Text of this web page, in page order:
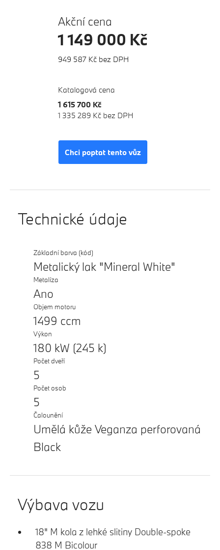
Akční cena
1 149 000 Kč
949 587 Kč bez DPH
Katalogová cena
1 615 700 Kč
1 335 289 Kč bez DPH
Chci poptat tento vůz
Technické údaje
Základní barva (kód)
Metalický lak "Mineral White"
Metalíza
Ano
Objem motoru
1499 ccm
Výkon
180 kW (245 k)
Počet dveří
5
Počet osob
5
Čalounění
Umělá kůže Veganza perforovaná
Black
Výbava vozu
18" M kola z lehké slitiny Double-spoke
838 M Bicolour